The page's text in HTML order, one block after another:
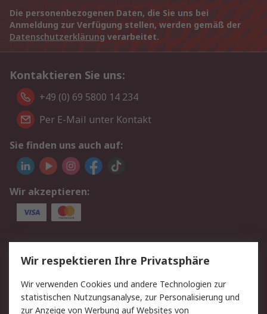
Die personenbezogenen Daten, die Sie uns bei
Anmeldung zur Verfügung stellen, werden gemäß der
Datenschutzerklärung verarbeitet.
Kontaktieren Sie uns:
+49 (0) 69 5800 14 234
Per E-Mail unter Kontakt
Sie finden uns auch auf:
Wir akzeptieren:
Service
Value Added Services
Lieferlösungen
Rücksendungen
Kontakt
Hilfe
Privatkunden
Wir respektieren Ihre Privatsphäre
Wir verwenden Cookies und andere Technologien zur
statistischen Nutzungsanalyse, zur Personalisierung und
zur Anzeige von Werbung auf Websites von